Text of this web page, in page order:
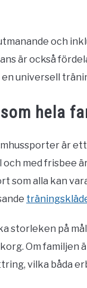
och
är också
universell
hela
är
med frisbee
som alla kan
storleken på
Om familjen
vilka båda